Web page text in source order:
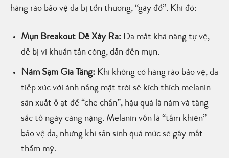
hàng rào bảo vệ da bị tổn thương, “gãy đổ”. Khi đó:
Mụn Breakout Dễ Xảy Ra: Da mất khả năng tự vệ,
dễ bị vi khuẩn tấn công, dẫn đến mụn.
Nám Sạm Gia Tăng: Khi không có hàng rào bảo vệ, da
tiếp xúc với ánh nắng mặt trời sẽ kích thích melanin
sản xuất ồ ạt để “che chắn”, hậu quả là nám và tăng
sắc tố ngày càng nặng. Melanin vốn là “tấm khiên”
bảo vệ da, nhưng khi sản sinh quá mức sẽ gây mất
thẩm mỹ.